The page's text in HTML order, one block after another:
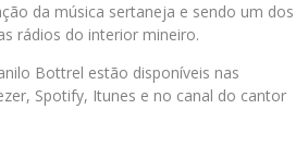
da música sertaneja e sendo um dos
rádios do interior mineiro.
Bottrel estão disponíveis nas
Spotify, Itunes e no canal do cantor